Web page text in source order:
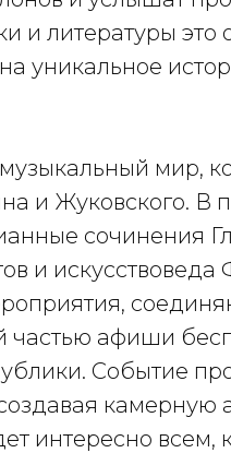
и литературы это
уникальное
мир,
и Жуковского. В
сочинения
и
частью афиши
Событие
камерную
интересно всем,